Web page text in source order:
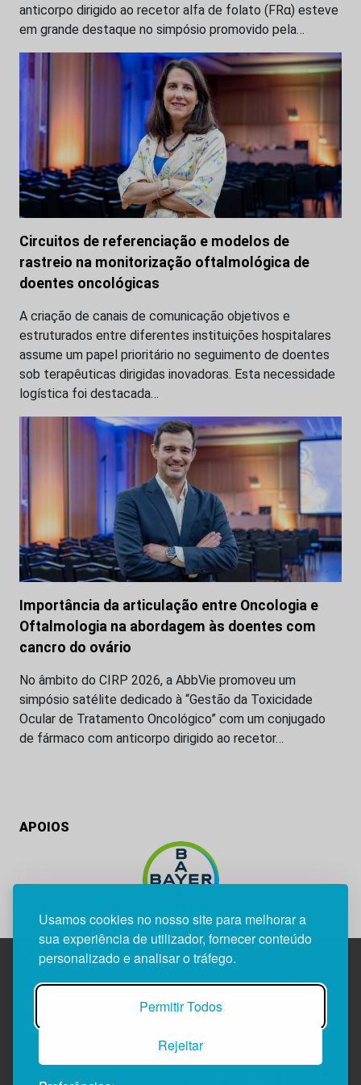
Usamos cookies no nosso site para melhorar a
sua experiência de utilizador, fornecer conteúdo
personalizado e analisar o tráfego.
Permitir Todos
Rejeitar
anticorpo dirigido ao recetor alfa de folato (FRα) esteve
em grande destaque no simpósio promovido pela…
Circuitos de referenciação e modelos de
rastreio na monitorização oftalmológica de
doentes oncológicas
A criação de canais de comunicação objetivos e
estruturados entre diferentes instituições hospitalares
assume um papel prioritário no seguimento de doentes
sob terapêuticas dirigidas inovadoras. Esta necessidade
logística foi destacada…
Importância da articulação entre Oncologia e
Oftalmologia na abordagem às doentes com
cancro do ovário
No âmbito do CIRP 2026, a AbbVie promoveu um
simpósio satélite dedicado à “Gestão da Toxicidade
Ocular de Tratamento Oncológico” com um conjugado
de fármaco com anticorpo dirigido ao recetor…
APOIOS
Edif. Lisboa Oriente | Av. Infante D. Henrique, n.º 333H, esc.
1800-282 Lisboa | Portugal